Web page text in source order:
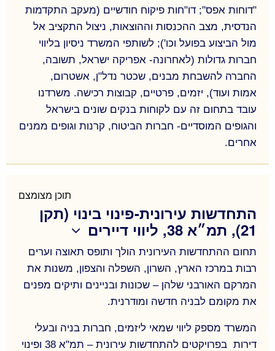
"דוחות אפס"; דו"חות פיקוח חודשיים (מעקב התקדמות
הנדסית, מצב ההכנסות וההוצאות, ניצול התקציב אל
מול הביצוע בפועל וכו'); לשותפי המשרד ניסיון בליווי
חברות גדולות (לאחרונה- אפריקה ישראל, תשובה,
החברה להשבחת מבנים, שכטר נדל"ן, אשטרום,
אמות ועוד), יזמים, פרטיים, קבוצות רכישה. משרדנו
עובד בתחום זה עם לקוחות בנקים שונים בישראל
והגופים המוסדיים- חברות הביטוח, קרנות וגופים ממנים
אחרים.
הנדסית, מצב ההכנסות וההוצאות, ניצול התקציב אל
מול הביצוע בפועל וכו'); לשותפי המשרד ניסיון בליווי
חברות גדולות (לאחרונה- אפריקה ישראל, תשובה,
החברה להשבחת מבנים, שכטר נדל"ן, אשטרום,
אמות ועוד), יזמים, פרטיים, קבוצות רכישה. משרדנו
עובד בתחום זה עם לקוחות בנקים שונים בישראל
והגופים המוסדיים- חברות הביטוח, קרנות וגופים ממנים
אחרים.
תוכן מצומצם
התחדשות עירונית-פינוי בינוי (תקן
21), תמ״א 38, ליווי דיירים
תחום ההתחדשות העירונית הולך ותופס תאוצה וערים
רבות במרכז הארץ, השרון, השפלה והצפון, משנות את
המרקם האורבני שלהן – שכונות ובניינים ותיקים מפנים
את מקומם לבניה חדשה ומודרנית.
המשרד מספק ליווי שמאי ליזמים, חברות בניה ובעלי
דירות בפרויקטים להתחדשות עירונית – תמ"א 38 ופינוי